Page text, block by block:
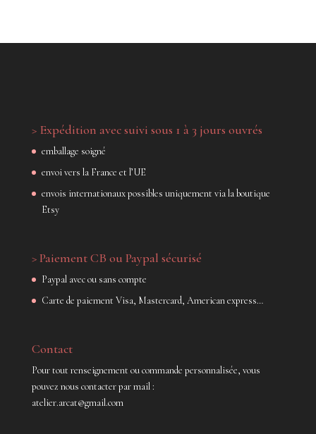
> Expédition avec suivi sous 1 à 3 jours ouvrés
emballage soigné
envoi vers la France et l’UE
envois internationaux possibles uniquement via la boutique
Etsy
> Paiement CB ou Paypal sécurisé
Paypal avec ou sans compte
Carte de paiement Visa, Mastercard, American express…
Contact
Pour tout renseignement ou commande personnalisée, vous
pouvez nous contacter par mail :
atelier.arcat@gmail.com